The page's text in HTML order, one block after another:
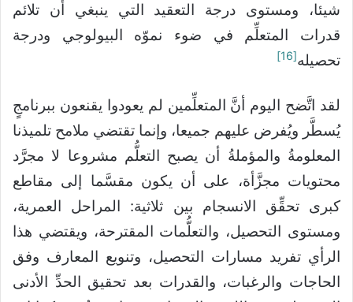
شيئا، ومستوى درجة التعقيد التي ينبغي أن تلائم
قدرات المتعلِّم في ضوء نموّه البيولوجي ودرجة
تحصيله[16]
لقد اتَّضح اليوم أنَّ المتعلِّمين لم يعودوا يقنعون ببرنامجٍ
يُسطَّر ويُفرض عليهم جميعا، وإنما تقتضي ملامح تلميذنا
المعلومةُ والمؤملةُ أن يصبح التعلُّم مشروعا لا مجرَّد
محتويات مجزَّأة، على أن يكون مقسَّما إلى مقاطع
كبرى تحقِّق الانسجام بين ثلاثية: المراحل العمرية،
ومستوى التحصيل، والتعلُّمات المقترحة، ويقتضي هذا
الرأي تفريد مسارات التحصيل، وتنويع المعارف وفق
الحاجات والرغبات، والقدرات بعد تحقيق الحدِّ الأدنى